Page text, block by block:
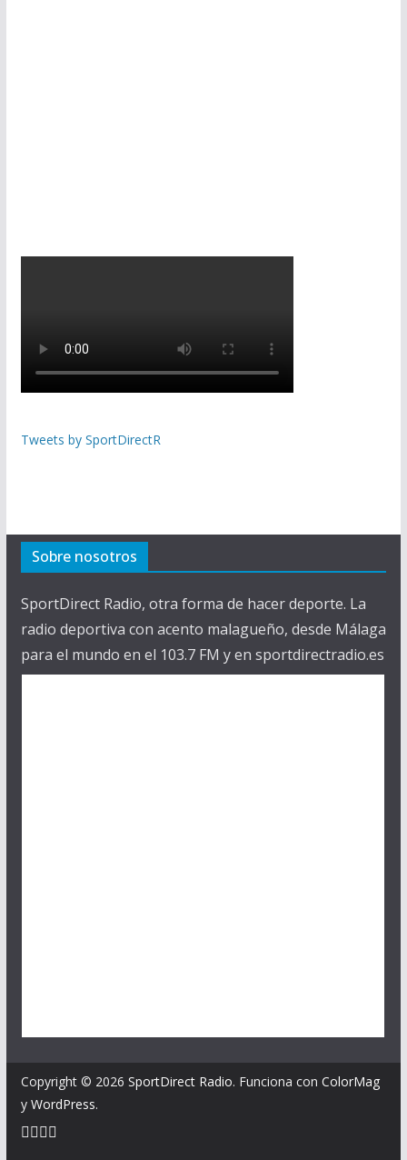
Tweets by SportDirectR
Sobre nosotros
SportDirect Radio, otra forma de hacer deporte. La
radio deportiva con acento malagueño, desde Málaga
para el mundo en el 103.7 FM y en sportdirectradio.es
Copyright © 2026 SportDirect Radio. Funciona con ColorMag
y WordPress.